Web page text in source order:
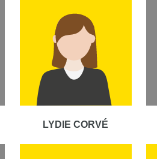
LYDIE CORVÉ